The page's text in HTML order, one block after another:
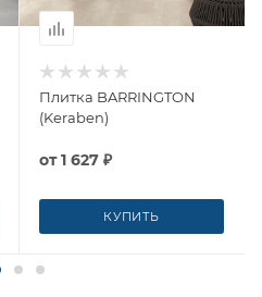
Плитка BARRINGTON
(Keraben)
от1 627 ₽
КУПИТЬ